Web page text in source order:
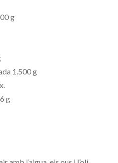
g
1.500 g
g